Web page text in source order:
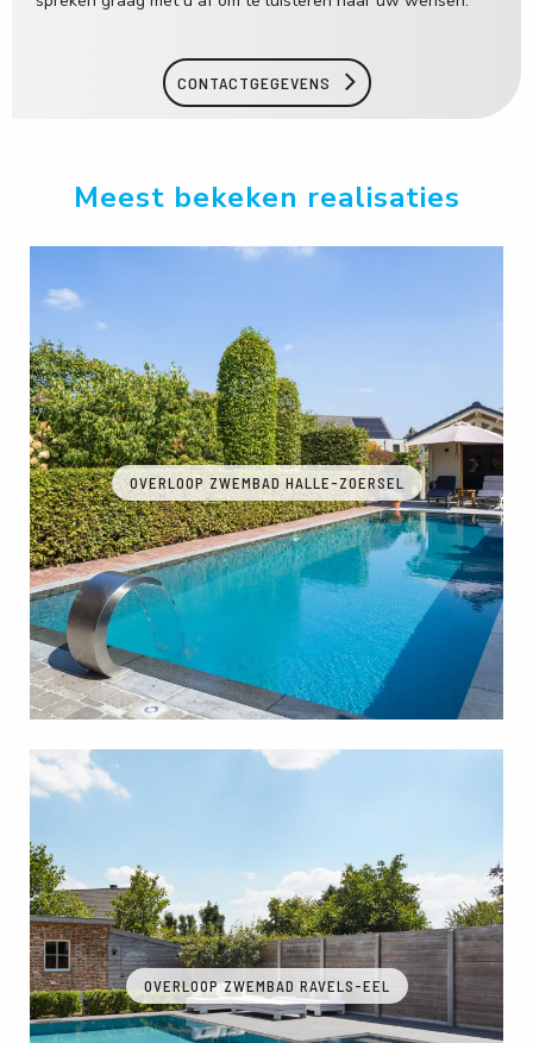
CONTACTGEGEVENS
Meest bekeken realisaties
OVERLOOP ZWEMBAD HALLE-ZOERSEL
OVERLOOP ZWEMBAD RAVELS-EEL